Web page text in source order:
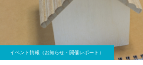
家計の整え方
オンライン（ZOOM)で家
計相談ってどんな感じ？
イベント情報（お知らせ・開催レポート）